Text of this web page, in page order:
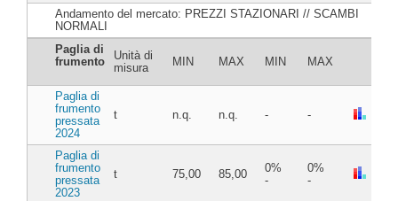
Andamento del mercato: PREZZI STAZIONARI // SCAMBI
NORMALI
Paglia di
frumento
Unità di
misura
MIN MAX MIN MAX
Paglia di
frumento
pressata
2024
t n.q. n.q. - -
Paglia di
frumento
pressata
2023
t 75,00 85,00
0%
-
0%
-